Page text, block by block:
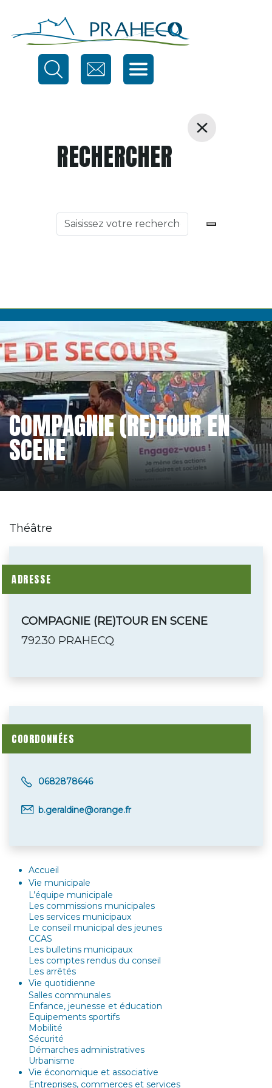
RECHERCHER
COMPAGNIE (RE)TOUR EN
SCENE
Théâtre
ADRESSE
COMPAGNIE (RE)TOUR EN SCENE
79230 PRAHECQ
COORDONNÉES
0682878646
b.geraldine@orange.fr
Accueil
Vie municipale
L’équipe municipale
Les commissions municipales
Les services municipaux
Le conseil municipal des jeunes
CCAS
Les bulletins municipaux
Les comptes rendus du conseil
Les arrêtés
Vie quotidienne
Salles communales
Enfance, jeunesse et éducation
Equipements sportifs
Mobilité
Sécurité
Démarches administratives
Urbanisme
Vie économique et associative
Entreprises, commerces et services